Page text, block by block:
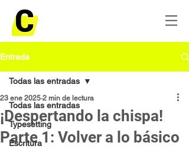
Entrada
Todas las entradas
Typesetting
Escritura
Todas las entradas
¡Despertando la chispa!
Parte 1: Volver a lo básico
23 ene 2025 2 min de lectura